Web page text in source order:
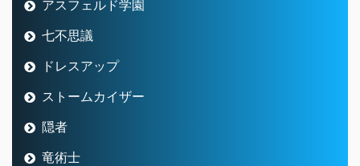
アスフェルド学園
七不思議
ドレスアップ
ストームカイザー
隠者
竜術士